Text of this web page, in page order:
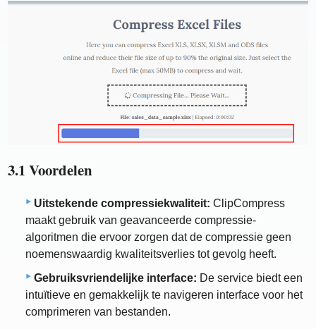
3.1 Voordelen
Uitstekende compressiekwaliteit: ClipCompress
maakt gebruik van geavanceerde compressie-
algoritmen die ervoor zorgen dat de compressie geen
noemenswaardig kwaliteitsverlies tot gevolg heeft.
Gebruiksvriendelijke interface: De service biedt een
intuïtieve en gemakkelijk te navigeren interface voor het
comprimeren van bestanden.